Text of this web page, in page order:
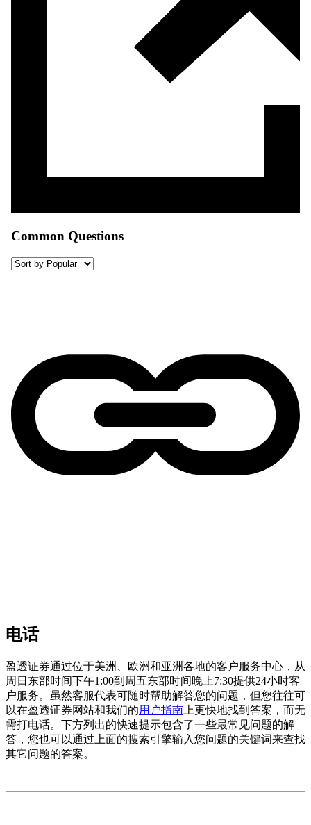
电话
盈透证券通过位于美洲、欧洲和亚洲各地的客户服务中心，从
周日东部时间下午1:00到周五东部时间晚上7:30提供24小时客
户服务。虽然客服代表可随时帮助解答您的问题，但您往往可
以在盈透证券网站和我们的用户指南 上更快地找到答案，而无
需打电话。下方列出的快速提示包含了一些最常见问题的解
答，您也可以通过上面的搜索引擎输入您问题的关键词来查找
其它问题的答案。